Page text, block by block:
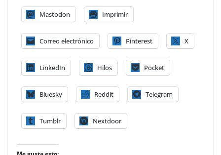
Mastodon Imprimir
Correo electrónico Pinterest X
LinkedIn Hilos Pocket
Bluesky Reddit Telegram
Tumblr Nextdoor